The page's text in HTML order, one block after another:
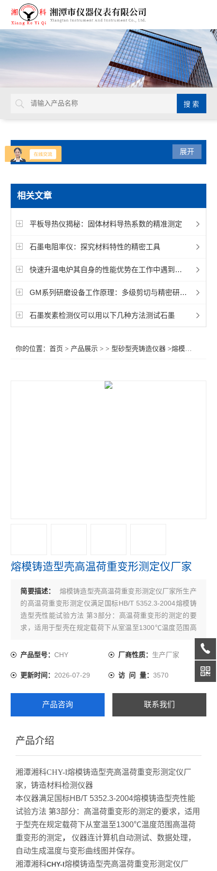
产品分类
混砂机
电动透气性测定仪
粘土试验仪
高温自重变形装置
查看全部 >>
展开
相关文章
平板导热仪揭秘：固体材料导热系数的精准测定
石墨电阻率仪：探究材料特性的精密工具
快速升温电炉其自身的性能优势在工作中遇到哪些问题
GM系列研磨设备工作原理：多级剪切与精密研磨的协同之道
石墨炭素检测仪可以用以下几种方法测试石墨
你的位置：首页 > 产品展示 > > 型砂型壳铸造仪器 >熔模铸造型壳高温荷重变形测定仪厂家
熔模铸造型壳高温荷重变形测定仪厂家
简要描述：
熔模铸造型壳高温荷重变形测定仪厂家所生产
的高温荷重变形测定仪满足国标HB/T 5352.3-2004熔模铸
造型壳性能试验方法 第3部分：高温荷重变形的测定的要
求，适用于型壳在规定载荷下从室温至1300℃温度范围高
产品型号：CHY 厂商性质： 生产厂家
更新时间：2026-07-29 访 问 量： 3570
产品咨询 联系我们
产品介绍
湘潭湘科CHY-I熔模铸造型壳高温荷重变形测定仪厂
家，铸造材料检测仪器
本仪器满足国标HB/T 5352.3-2004熔模铸造型壳性能
试验方法 第3部分：高温荷重变形的测定的要求，适用
于型壳在规定载荷下从室温至1300℃温度范围高温荷
重变形的测定，
仪器连计算机自动测试、数据处理，
自动生成温度与变形曲线图并保存。
湘潭湘科CHY-I熔模铸造型壳高温荷重变形测定仪厂